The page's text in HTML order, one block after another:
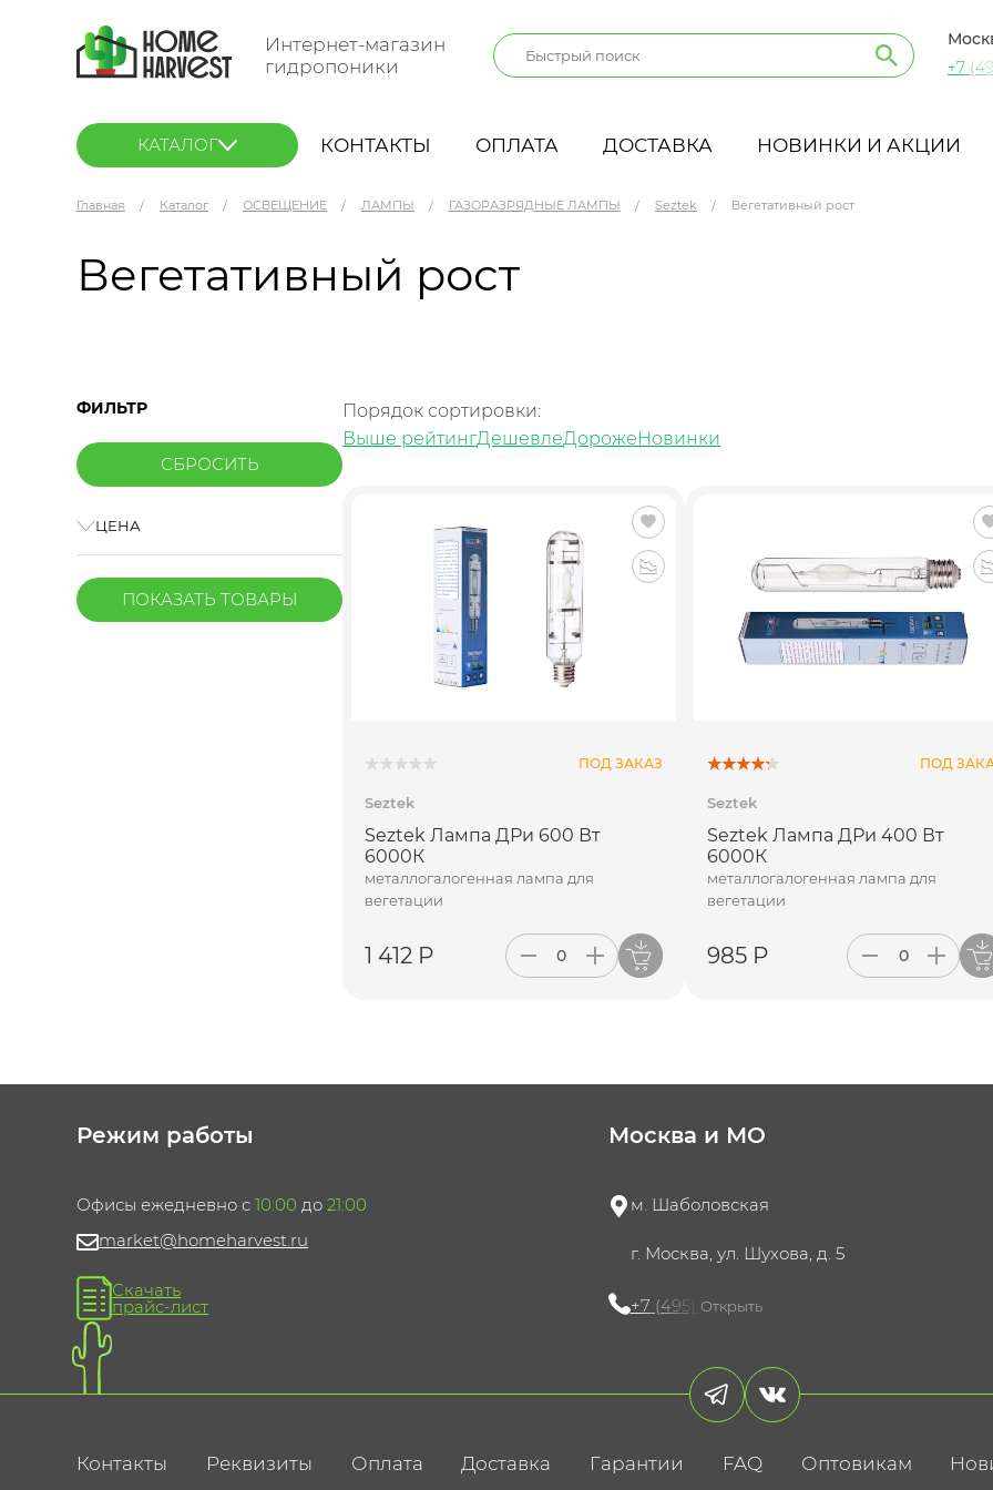
Интернет-магазин
гидропоники
+7
КАТАЛОГ КОНТАКТЫ ОПЛАТА ДОСТАВКА НОВИНКИ И АКЦИИ
Главная Каталог ОСВЕЩЕНИЕ ЛАМПЫ ГАЗОРАЗРЯДНЫЕ ЛАМПЫ Seztek Вегетативный рост
Вегетативный рост
ФИЛЬТР
ЦЕНА
ПОКАЗАТЬ ТОВАРЫ
Порядок сортировки:
Выше рейтингДешевлеДорожеНовинки
ПОД ЗАКАЗ
Seztek
Seztek Лампа ДРи 600 Вт
6000К
металлогалогенная лампа для
вегетации
1 412 Р
ПОД
Seztek
Seztek Лампа ДРи 400 Вт
6000К
металлогалогенная лампа для
вегетации
985 Р
Режим работы
Офисы ежедневно с 10:00 до 21:00
market@homeharvest.ru
Скачать
прайс-лист
Москва и МО
м. Шаболовская
г. Москва, ул. Шухова, д. 5
+7 (495) 721-60-15
Открыть
Контакты Реквизиты Оплата Доставка Гарантии FAQ Оптовикам